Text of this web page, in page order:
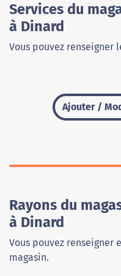
Services du
à Dinard
Vous pouvez renseigner
Ajouter /
Rayons du
à Dinard
Vous pouvez renseigner
magasin.